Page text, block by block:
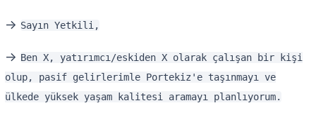
-> Sayın Yetkili,
-> Ben X, yatırımcı/eskiden X olarak çalışan bir kişi
olup, pasif gelirlerimle Portekiz'e taşınmayı ve
ülkede yüksek yaşam kalitesi aramayı planlıyorum.